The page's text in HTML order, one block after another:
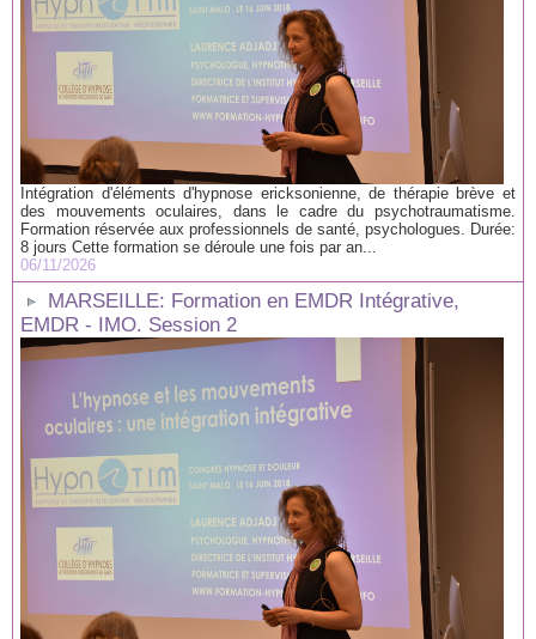
Intégration d'éléments d'hypnose ericksonienne, de thérapie brève et
des mouvements oculaires, dans le cadre du psychotraumatisme.
Formation réservée aux professionnels de santé, psychologues. Durée:
8 jours Cette formation se déroule une fois par an...
06/11/2026
MARSEILLE: Formation en EMDR Intégrative,
EMDR - IMO. Session 2